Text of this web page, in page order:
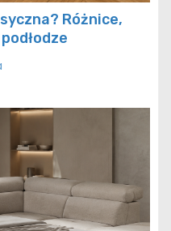
Różnice,